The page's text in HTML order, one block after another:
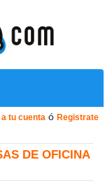
a tu cuenta ó Registrate
DE OFICINA